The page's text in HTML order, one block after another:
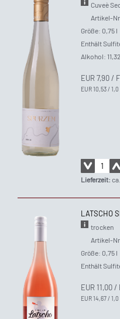
Cuveè
Artikel-
Größe: 0,75 l
Enthält
Alkohol:
EUR 7,90/
EUR 10,53 / 1,0 l
Lieferzeit:
LATSCHO
trocken
Artikel-
Größe: 0,75 l
Enthält
EUR 11,00/
EUR 14,67 / 1,0